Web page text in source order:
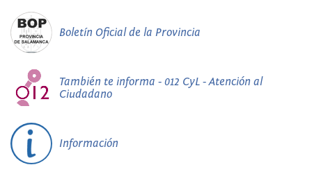
Boletín Oficial de la Provincia
También te informa - 012 CyL - Atención al
Ciudadano
Información